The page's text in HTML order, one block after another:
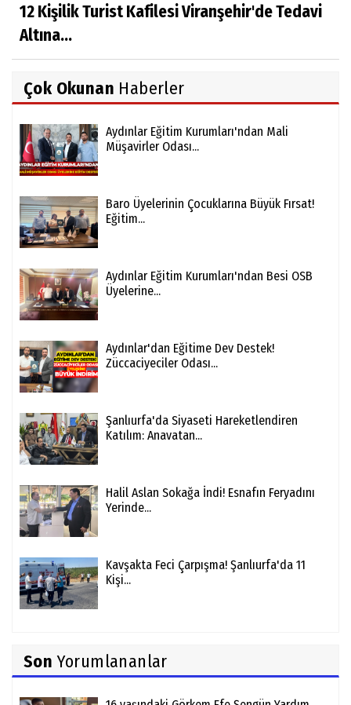
12 Kişilik Turist Kafilesi Viranşehir'de Tedavi
Altına...
Çok Okunan Haberler
Aydınlar Eğitim Kurumları'ndan Mali
Müşavirler Odası...
Baro Üyelerinin Çocuklarına Büyük Fırsat!
Eğitim...
Aydınlar Eğitim Kurumları'ndan Besi OSB
Üyelerine...
Aydınlar'dan Eğitime Dev Destek!
Züccaciyeciler Odası...
Şanlıurfa'da Siyaseti Hareketlendiren
Katılım: Anavatan...
Halil Aslan Sokağa İndi! Esnafın Feryadını
Yerinde...
Kavşakta Feci Çarpışma! Şanlıurfa'da 11
Kişi...
Son Yorumlananlar